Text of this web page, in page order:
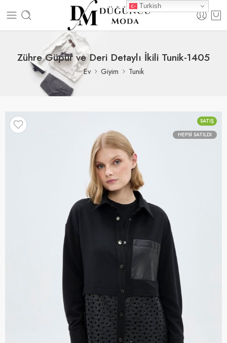
Zühre Güpür ve Deri Detaylı İkili Tunik-1405
Ev Giyim Tunik
SATIŞ
HEPSI SATILDI
Turkish